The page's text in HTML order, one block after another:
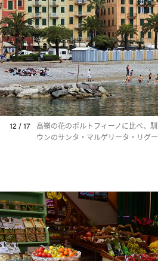
12 / 17
高嶺の花のポルトフィーノに比べ、
ウンのサンタ・マルゲリータ・リグー